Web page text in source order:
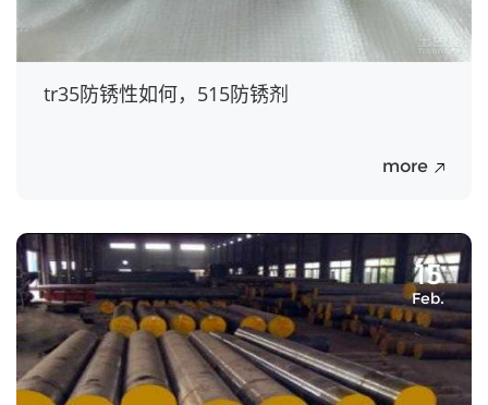
tr35防锈性如何，515防锈剂
more
15
Feb.